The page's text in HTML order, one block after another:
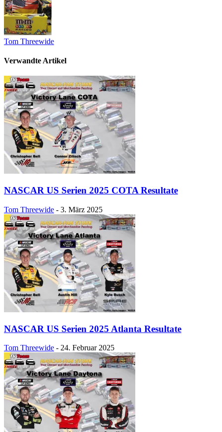
Tom Threewide
Verwandte Artikel
NASCAR US Serien 2025 COTA Resultate
Tom Threewide - 3. März 2025
NASCAR US Serien 2025 Atlanta Resultate
Tom Threewide - 24. Februar 2025